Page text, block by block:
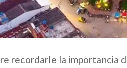
recordarle la